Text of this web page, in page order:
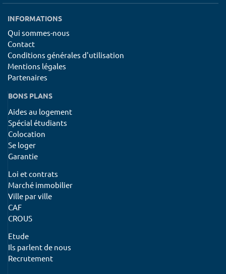
INFORMATIONS
Qui sommes-nous
Contact
Conditions générales d'utilisation
Mentions légales
Partenaires
BONS PLANS
Aides au logement
Spécial étudiants
Colocation
Se loger
Garantie
Loi et contrats
Marché immobilier
Ville par ville
CAF
CROUS
Etude
Ils parlent de nous
Recrutement